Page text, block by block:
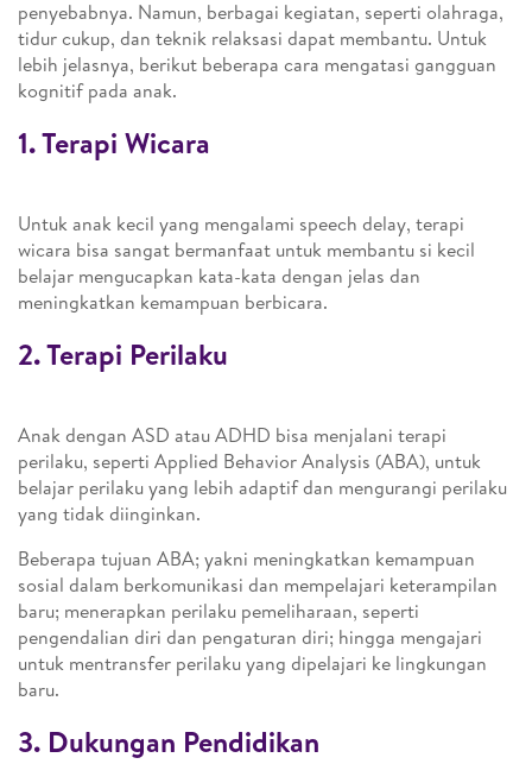
penyebabnya. Namun, berbagai kegiatan, seperti olahraga,
tidur cukup, dan teknik relaksasi dapat membantu. Untuk
lebih jelasnya, berikut beberapa cara mengatasi gangguan
kognitif pada anak.
1. Terapi Wicara
Untuk anak kecil yang mengalami speech delay, terapi
wicara bisa sangat bermanfaat untuk membantu si kecil
belajar mengucapkan kata-kata dengan jelas dan
meningkatkan kemampuan berbicara.
2. Terapi Perilaku
Anak dengan ASD atau ADHD bisa menjalani terapi
perilaku, seperti Applied Behavior Analysis (ABA), untuk
belajar perilaku yang lebih adaptif dan mengurangi perilaku
yang tidak diinginkan.
Beberapa tujuan ABA; yakni meningkatkan kemampuan
sosial dalam berkomunikasi dan mempelajari keterampilan
baru; menerapkan perilaku pemeliharaan, seperti
pengendalian diri dan pengaturan diri; hingga mengajari
untuk mentransfer perilaku yang dipelajari ke lingkungan
baru.
3. Dukungan Pendidikan